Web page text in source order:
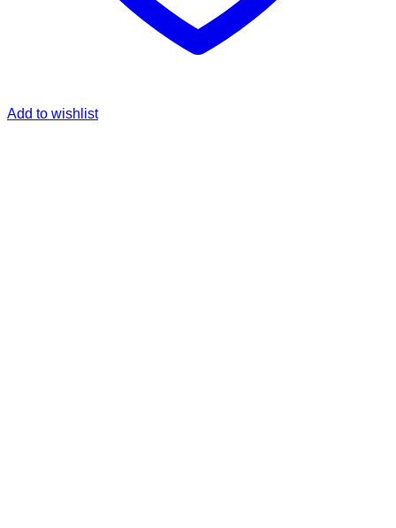
Add to wishlist